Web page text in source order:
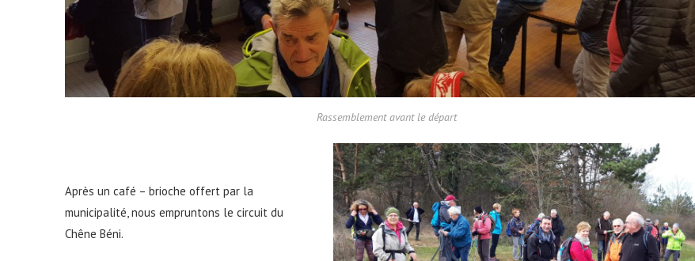
Rassemblement avant le départ
Après un café – brioche offert par la
municipalité, nous empruntons le circuit du
Chêne Béni.